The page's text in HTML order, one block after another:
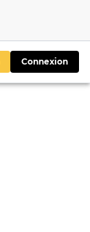
Connexion